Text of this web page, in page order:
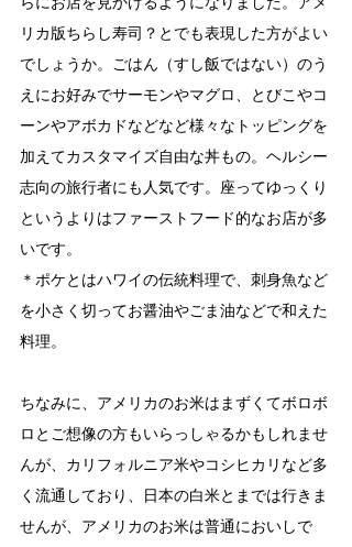
リカ版ちらし寿司？とでも表現した方がよい
でしょうか。ごはん（すし飯ではない）のう
えにお好みでサーモンやマグロ、とびこやコ
ーンやアボカドなどなど様々なトッピングを
加えてカスタマイズ自由な丼もの。ヘルシー
志向の旅行者にも人気です。座ってゆっくり
というよりはファーストフード的なお店が多
いです。
＊ポケとはハワイの伝統料理で、刺身魚など
を小さく切ってお醤油やごま油などで和えた
料理。
ちなみに、アメリカのお米はまずくてボロボ
ロとご想像の方もいらっしゃるかもしれませ
んが、カリフォルニア米やコシヒカリなど多
く流通しており、日本の白米とまでは行きま
せんが、アメリカのお米は普通においしで